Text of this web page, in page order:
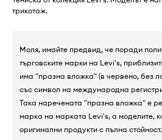
трикотаж.
Моля, имайте предвид, че поради
търговските марки на Levi's,
има "празна вложка" (в червено, без
със символ на международна
Така наречената "празна вложка" е
марка на марката Levi's, а моделите,
оригинални продукти с пълна